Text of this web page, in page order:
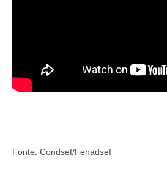
Fonte: Condsef/Fenadsef